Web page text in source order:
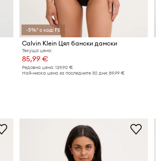
-5%* с код: FS
Calvin Klein Цял бански дамски
Текуща цена:
85,99 €
Редовна цена: 129,90 €
Най-ниска цена за последните 30 дни: 89,99 €